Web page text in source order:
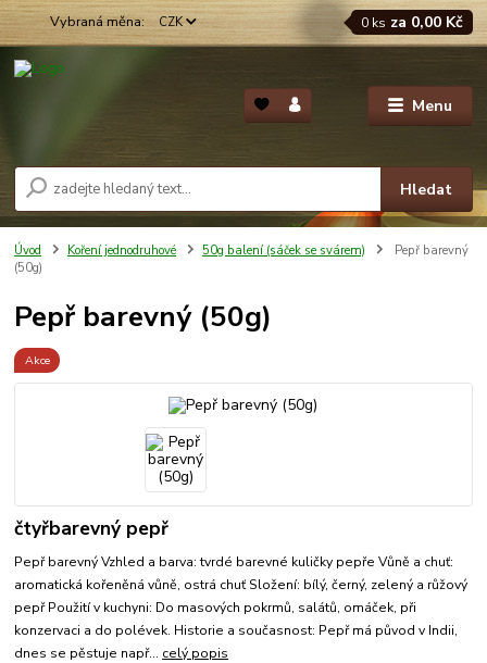
Menu
CZK
Hledat
0 ks za 0,00 Kč
Úvod Koření jednodruhové 50g balení (sáček se svárem)
Pepř barevný
(50g)
Pepř barevný (50g)
Akce
čtyřbarevný pepř
Pepř barevný Vzhled a barva: tvrdé barevné kuličky pepře Vůně a chuť:
aromatická kořeněná vůně, ostrá chuť Složení: bílý, černý, zelený a růžový
pepř Použití v kuchyni: Do masových pokrmů, salátů, omáček, při
konzervaci a do polévek. Historie a současnost: Pepř má původ v Indii,
dnes se pěstuje např... celý popis